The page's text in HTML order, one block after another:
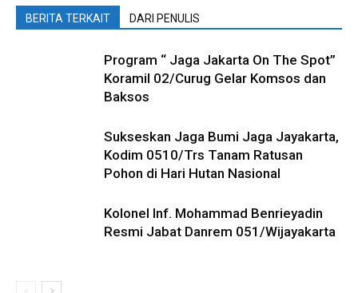
BERITA TERKAIT DARI PENULIS
Program “ Jaga Jakarta On The Spot”
Koramil 02/Curug Gelar Komsos dan
Baksos
Sukseskan Jaga Bumi Jaga Jayakarta,
Kodim 0510/Trs Tanam Ratusan
Pohon di Hari Hutan Nasional
Kolonel Inf. Mohammad Benrieyadin
Resmi Jabat Danrem 051/Wijayakarta